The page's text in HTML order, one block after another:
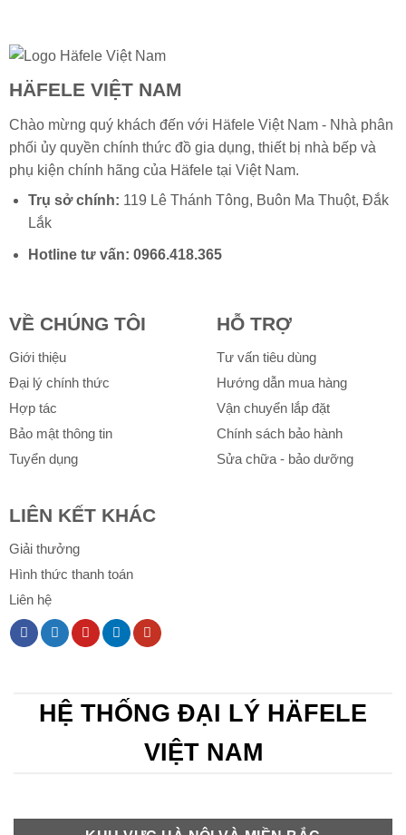
HÄFELE VIỆT NAM
Chào mừng quý khách đến với Häfele Việt Nam - Nhà phân
phối ủy quyền chính thức đồ gia dụng, thiết bị nhà bếp và
phụ kiện chính hãng của Häfeletại Việt Nam.
Trụ sở chính: 119 Lê Thánh Tông, Buôn Ma Thuột, Đắk
Lắk
Hotline tư vấn: 0966.418.365
VỀ CHÚNG TÔI
Giới thiệu
Đại lý chính thức
Hợp tác
Bảo mật thông tin
Tuyển dụng
HỖ TRỢ
Tư vấn tiêu dùng
Hướng dẫn mua hàng
Vận chuyển lắp đặt
Chính sách bảo hành
Sửa chữa - bảo dưỡng
LIÊN KẾT KHÁC
Giải thưởng
Hình thức thanh toán
Liên hệ
HỆ THỐNG ĐẠI LÝ HÄFELE
VIỆT NAM